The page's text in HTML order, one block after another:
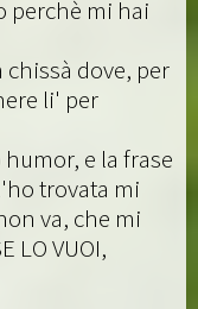
perchè mi hai
dove, per
li' per
e la frase
trovata mi
va, che mi
LO VUOI,